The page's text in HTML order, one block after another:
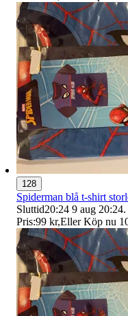
128
Spiderman blå t-shirt
Sluttid20:24 9 aug 20:24.
Pris:99 kr,Eller Köp nu